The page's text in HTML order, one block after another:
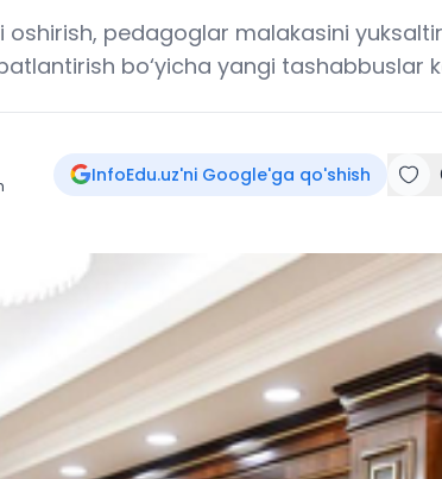
oshirish, pedagoglar malakasini
bo‘yicha yangi tashabbuslar
InfoEdu.uz'ni Google'ga qo'shish